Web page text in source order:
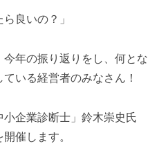
良いの？」
年の振り返りをし、何とな
いる経営者のみなさん！
企業診断士」鈴木崇史氏
催します。